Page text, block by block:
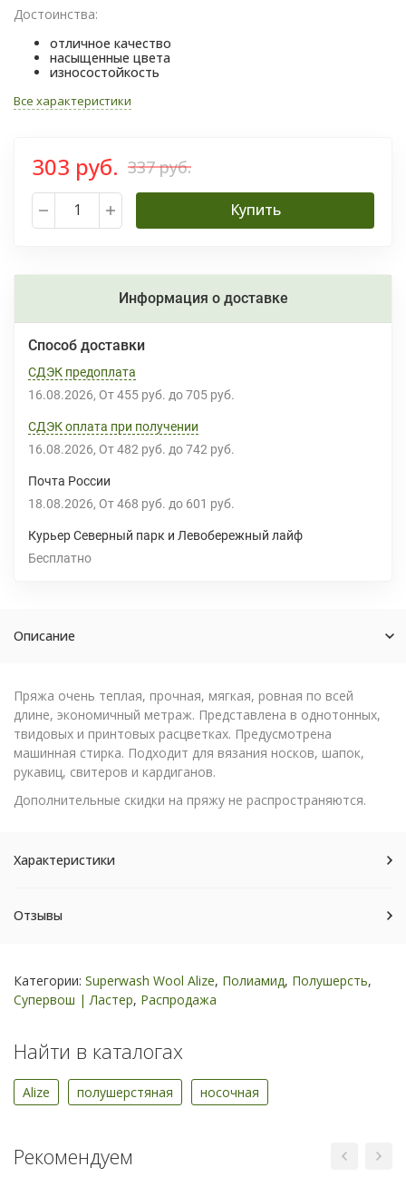
Достоинства:
отличное качество
насыщенные цвета
износостойкость
Все характеристики
303 руб. 337 руб.
Купить
Информация о доставке
Способ доставки
СДЭК предоплата
16.08.2026 От 455 руб. до 705 руб.
СДЭК оплата при получении
16.08.2026 От 482 руб. до 742 руб.
Почта России
18.08.2026 От 468 руб. до 601 руб.
Курьер Северный парк и Левобережный лайф
Бесплатно
Описание
Пряжа очень теплая, прочная, мягкая, ровная по всей
длине, экономичный метраж. Представлена в однотонных,
твидовых и принтовых расцветках. Предусмотрена
машинная стирка. Подходит для вязания носков, шапок,
рукавиц, свитеров и кардиганов.
Дополнительные скидки на пряжу не распространяются.
Характеристики
Отзывы
Категории: Superwash Wool Alize, Полиамид, Полушерсть,
Супервош | Ластер, Распродажа
Найти в каталогах
Alize полушерстяная носочная
Рекомендуем